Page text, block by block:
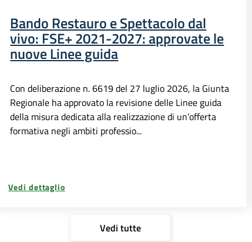
Bando Restauro e Spettacolo dal
vivo: FSE+ 2021-2027: approvate le
nuove Linee guida
Con deliberazione n. 6619 del 27 luglio 2026, la Giunta
Regionale ha approvato la revisione delle Linee guida
della misura dedicata alla realizzazione di un’offerta
formativa negli ambiti professio...
Vedi dettaglio
Vedi tutte